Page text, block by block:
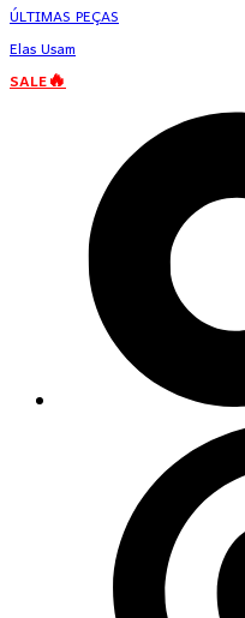
ÚLTIMAS PEÇAS
Elas Usam
SALE🔥